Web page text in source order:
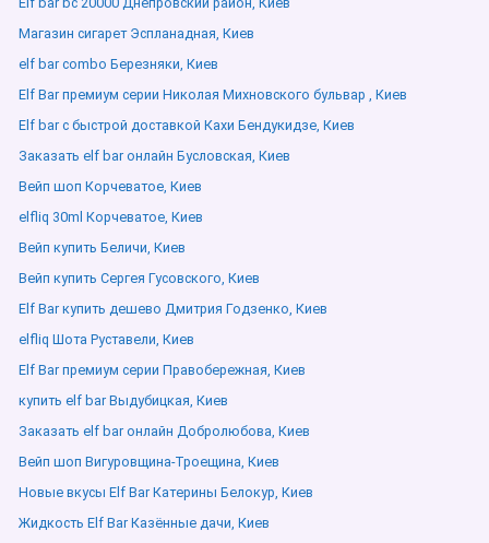
Магазин сигарет Эспланадная, Киев
elf bar combo Березняки, Киев
Elf Bar премиум серии Николая Михновского бульвар , Киев
Elf bar с быстрой доставкой Кахи Бендукидзе, Киев
Заказать elf bar онлайн Бусловская, Киев
Вейп шоп Корчеватое, Киев
elfliq 30ml Корчеватое, Киев
Вейп купить Беличи, Киев
Вейп купить Сергея Гусовского, Киев
Elf Bar купить дешево Дмитрия Годзенко, Киев
elfliq Шота Руставели, Киев
Elf Bar премиум серии Правобережная, Киев
купить elf bar Выдубицкая, Киев
Заказать elf bar онлайн Добролюбова, Киев
Вейп шоп Вигуровщина-Троещина, Киев
Новые вкусы Elf Bar Катерины Белокур, Киев
Жидкость Elf Bar Казённые дачи, Киев